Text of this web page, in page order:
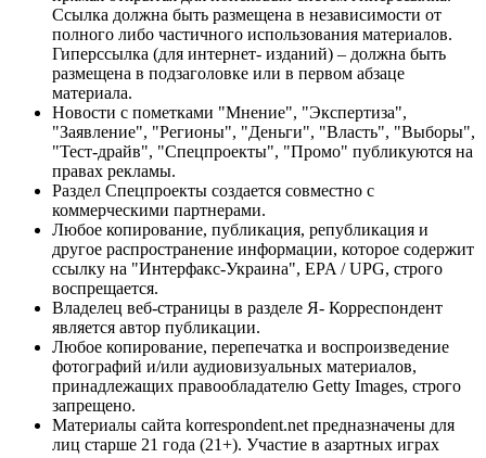
Ссылка должна быть размещена в независимости от
полного либо частичного использования материалов.
Гиперссылка (для интернет- изданий) – должна быть
размещена в подзаголовке или в первом абзаце
материала.
Новости с пометками "Мнение", "Экспертиза",
"Заявление", "Регионы", "Деньги", "Власть", "Выборы",
"Тест-драйв", "Спецпроекты", "Промо" публикуются на
правах рекламы.
Раздел Спецпроекты создается совместно с
коммерческими партнерами.
Любое копирование, публикация, републикация и
другое распространение информации, которое содержит
ссылку на "Интерфакс-Украина", EPA / UPG, строго
воспрещается.
Владелец веб-страницы в разделе Я- Корреспондент
является автор публикации.
Любое копирование, перепечатка и воспроизведение
фотографий и/или аудиовизуальных материалов,
принадлежащих правообладателю Getty Images, строго
запрещено.
Материалы сайта korrespondent.net предназначены для
лиц старше 21 года (21+). Участие в азартных играх